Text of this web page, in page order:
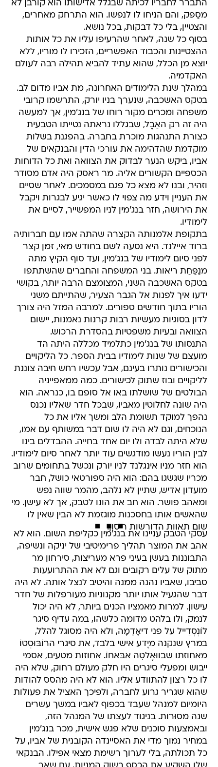
התברר לחבריו לכיתה שבגלל אדישותו הוא קורבן לא
מסַפּק, והם הניחו לו לנפשו. הוא התרחק מאחרים,
והצטיין, בלי כל דבקות, בכל נושא.
בסוף כל שנה, לאחר שהרעיפו עליו את כל אותות
ההצטיינות והכבוד האפשריים, הזכירו לו מוריו, ללא
יוצא מן הכלל, שהוא עתיד להביא תהילה רבה לעולם
האקדמיה.
במהלך שנת הלימודים האחרונה, מת אביו מדום לב.
בטקס האשכבה, שנערך בניו יורק, התרשמו קרובי
משפחה ומכרים מקור רוחו של בנג'מין, אך למעשה
היה זה רק האֵבֶל, שבגללו נראתה נטייתו הטבעית
כצורת התנהגות מוכרת בחברה. בהפגנת בשלות
מוקדמת שהדהימה את עורכי הדין והבנקאים של
אביו, ביקש הנער לבדוק את הצוואה ואת כל הדוחות
הכספיים הקשורים אליה. מר ראסק היה אדם מסודר
וזהיר, ובנו לא מצא כל פגם במסמכים. לאחר שסיים
את העניין וידע מה צפוי לו כאשר יגיע לבגרות ויקבל
את הירושה, חזר בנג'מין לניו המפשייר, לסיים את
לימודיו.
בתקופת אלמנותה הקצרה שהתה אמו עם חברותיה
ברוד איילנד. היא נסעה לשם בחודש מאי, זמן קצר
לפני סיום לימודיו של בנג'מין, ועד סוף הקיץ מתה
מנַפַּחַת ריאות. בני המשפחה והחברים שהשתתפו
בטקס האשכבה השני, המצומצם הרבה יותר, בקושי
ידעו איך לפנות אל הגבר הצעיר, שהתייתם משני
הוריו בתוך חודשים ספורים. למרבה המזל היה צורך
לדון בסוגיות מעשיות רבות קרנות נאמנות, יישום
הצוואה ובעיות משפטיות בהסדרת הרכוש.
התנסותו של בנג'מין כתלמיד מכללה היתה הד
מועצם של שנות לימודיו בבית הספר. כל הליקויים
והכישורים נותרו בעינם, אבל עכשיו רחש חיבה צוננת
לליקויים ובוז שתוק לכישורים. כמה ממאפייניה
הבולטים של שושלתו באו אל סופם בו, כנראה. הוא
היה שונה לחלוטין מאביו, שבכל חדר שאליו נכנס
נהפך למוקד תשומת הלב ומשך אליו את כל
הנוכחים, וגם לא היה לו שום דבר במשותף עם אמו,
שלא היתה לבדה ולו יום אחד בחייה. ההבדלים בינו
לבין הוריו נעשו מודגשים עוד יותר לאחר סיום לימודיו.
הוא חזר מניו אינגלנד לניו יורק ונכשל בתחומים שרוב
מכריו שגשגו בהם: הוא היה ספורטאי כושל, חבר
מועדון אדיש, שתיין לא נלהב, מהמר שווה נפש
ומאהב פושר. הוא חב את הונו לטבק, אך לא עישן. מי
שהאשים אותו בחסכנות מוגזמת לא הבין שאין לו
שום תאוות הדורשות ריסון.
עסקי הטבק עניינו את בנג'מין כקליפת השום. הוא לא
אהב את המוצר תהליך פרימיטיבי של יניקה ונשיפה,
התבוננות בעשן בעיני פרא מעריצות, סירחון מר
מתוק של עלים רקובים וגם לא את ההתרועעות
סביבו, שאביו נהנה ממנה והיטיב לנצל אותה. לא היה
דבר שהגעיל אותו יותר מקנוניות מעורפלות של חדר
עישון. למרות מאמציו הכנים ביותר, לא היה יכול
לנמק, ולו בלהט מדומה כלשהו, במה עדיף סיגר
לוֹנְסְדֵֵייל על פני דיאָדֵמָה, ולא היה מסוגל להלל,
במרץ שנקנה מיֶדע אישי בלבד, את סיגרי הרוֹבּוּסְטוֹ
מאחוזתו שבווּאֶלטָה אבּאחוֹ. אחוזות מטעים, אסמי
ייבוש ומפעלי סיגרים היו חלק מעולם רחוק, שלא היה
לו כל רצון להתוודע אליו. הוא לא היה מהסס להודות
שהוא שגריר גרוע לחברה, ולפיכך האציל את פעולות
היומיום למנהל שעבד בכפוף לאביו במשך עשרים
שנה מסוּרות. בניגוד לעצתו של המנהל הזה,
ובאמצעות סוכנים שלא פגש אישית, מכר בנג'מין
במחיר נמוך מדי את האסיינדה הקובנית של אביו, על
כל תכולתה, בלי לערוך רשימת מצאי אפילו. הבנקאי